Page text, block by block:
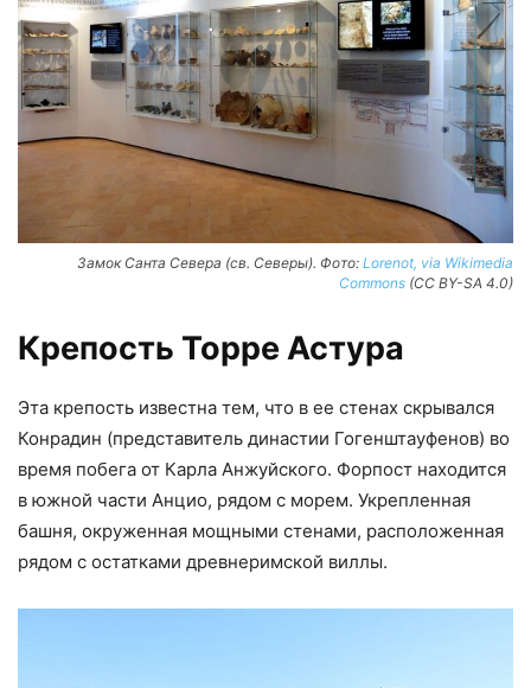
Замок Санта Севера (св. Северы). Фото: Lorenot, via Wikimedia
Commons (CC BY-SA 4.0)
Крепость Торре Астура
Эта крепость известна тем, что в ее стенах скрывался
Конрадин (представитель династии Гогенштауфенов) во
время побега от Карла Анжуйского. Форпост находится
в южной части Анцио, рядом с морем. Укрепленная
башня, окруженная мощными стенами, расположенная
рядом с остатками древнеримской виллы.